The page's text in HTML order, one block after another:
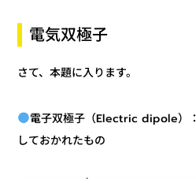
電気双極子
さて、本題に入ります。
電子双極子（Electric dipole）
しておかれたもの